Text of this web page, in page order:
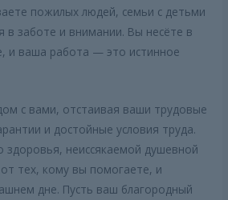
пожилых людей, семьи с детьми
в заботе и внимании. Вы несёте в
и ваша работа — это истинное
с вами, отстаивая ваши трудовые
и достойные условия труда.
здоровья, неиссякаемой душевной
тех, кому вы помогаете, и
дне. Пусть ваш благородный